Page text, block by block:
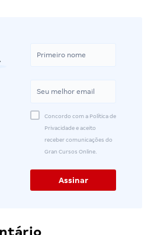
Concordo com a Política de
Privacidade e aceito
receber comunicações do
Gran Cursos Online.